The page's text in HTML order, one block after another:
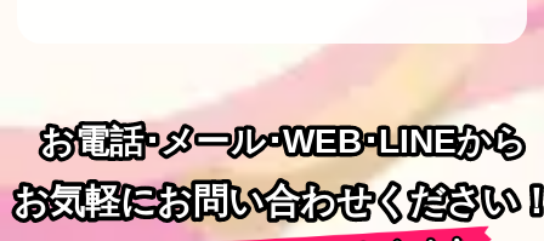
お電話･メール･WEB･LINEから
お電話･メール･WEB･LINEから
お気軽にお問い合わせください
お気軽にお問い合わせください